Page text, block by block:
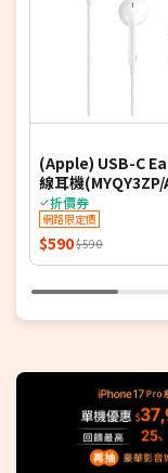
(Apple) USB-C
線耳機
Apple原廠
折價券
網路限定價
$590$590